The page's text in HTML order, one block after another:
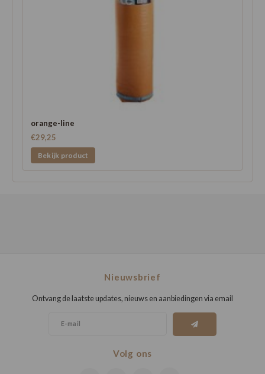
orange-line
€29,25
Bekijk product
Nieuwsbrief
Ontvang de laatste updates, nieuws en aanbiedingen via email
Volg ons